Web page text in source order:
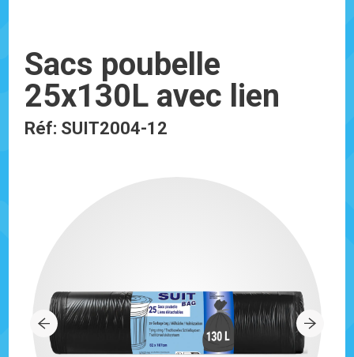
MARKETING
Sacs poubelle
25x130L avec lien
Réf: SUIT2004-12